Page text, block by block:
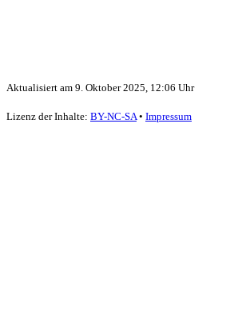
Aktualisiert am 9. Oktober 2025, 12:06 Uhr
Lizenz der Inhalte: BY-NC-SA• Impressum